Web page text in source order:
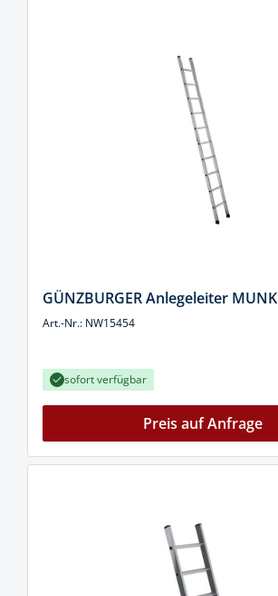
GÜNZBURGER Anlegeleiter MUNK
Art.-Nr.: NW15454
sofort verfügbar
Preis auf Anfrage